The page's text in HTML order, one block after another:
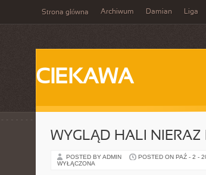
Strona główna Archiwum Damian Liga
CIEKAWA
WYGLĄD HALI
POSTED BY ADMIN POSTED ON PAŹ - 2 -
WYŁĄCZONA